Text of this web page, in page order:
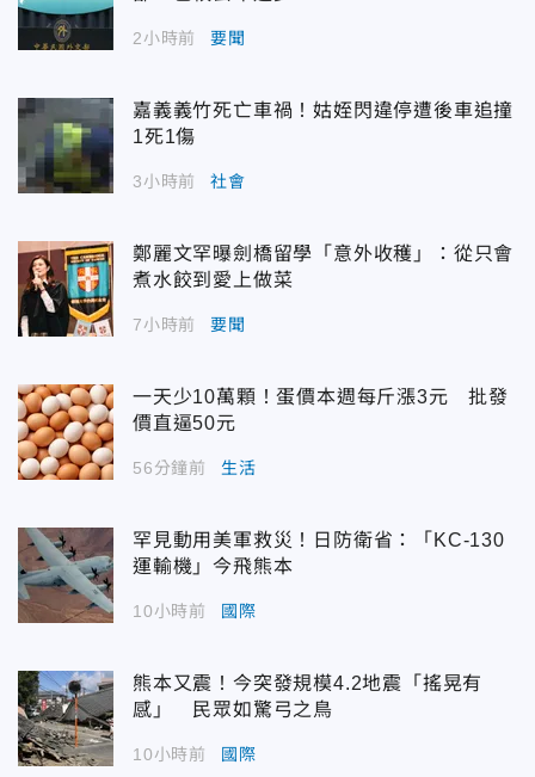
2小時前 要聞
嘉義義竹死亡車禍！姑姪閃違停遭後車追撞
1死1傷
3小時前 社會
鄭麗文罕曝劍橋留學「意外收穫」：從只會
煮水餃到愛上做菜
7小時前 要聞
一天少10萬顆！蛋價本週每斤漲3元 批發
價直逼50元
56分鐘前 生活
罕見動用美軍救災！日防衛省：「KC-130
運輸機」今飛熊本
10小時前 國際
熊本又震！今突發規模4.2地震「搖晃有
感」 民眾如驚弓之鳥
10小時前 國際